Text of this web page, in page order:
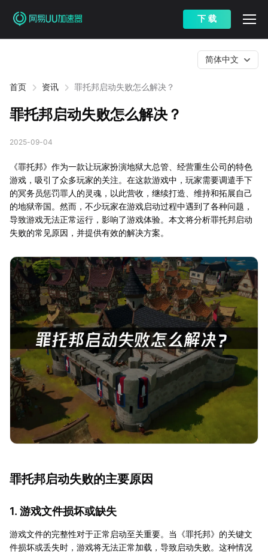
下 载
首页 资讯 罪托邦启动失败怎么解决？
简体中文
罪托邦启动失败怎么解决？
2025-09-04
《罪托邦》作为一款让玩家扮演地狱大总管、经营重生公司的特色
游戏，吸引了众多玩家的关注。在这款游戏中，玩家需要调遣手下
的冥务员惩罚罪人的灵魂，以此营收，继续打造、维持和拓展自己
的地狱帝国。然而，不少玩家在游戏启动过程中遇到了各种问题，
导致游戏无法正常运行，影响了游戏体验。本文将分析罪托邦启动
失败的常见原因，并提供有效的解决方案。
罪托邦启动失败的主要原因
1. 游戏文件损坏或缺失
游戏文件的完整性对于正常启动至关重要。当《罪托邦》的关键文
件损坏或丢失时，游戏将无法正常加载，导致启动失败。这种情况